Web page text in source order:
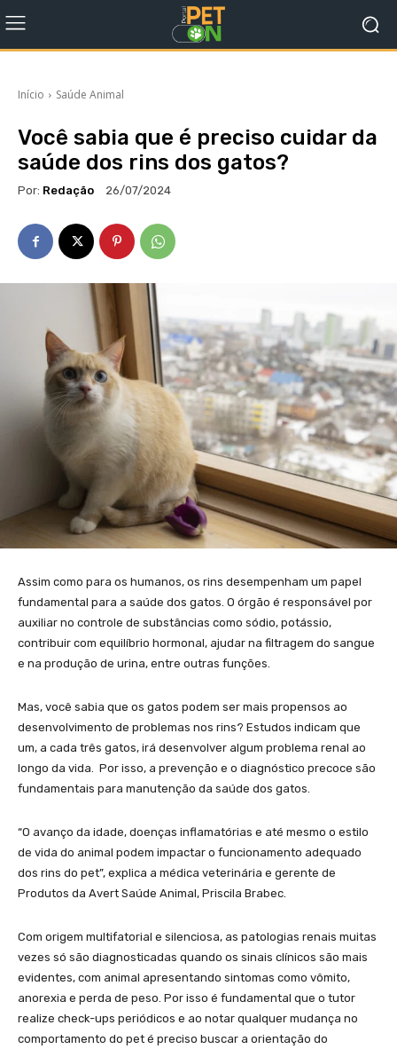
Início Saúde Animal
Você sabia que é preciso cuidar da
saúde dos rins dos gatos?
Por: Redação 26/07/2024
Assim como para os humanos, os rins desempenham um papel
fundamental para a saúde dos gatos. O órgão é responsável por
auxiliar no controle de substâncias como sódio, potássio,
contribuir com equilíbrio hormonal, ajudar na filtragem do sangue
e na produção de urina, entre outras funções.
Mas, você sabia que os gatos podem ser mais propensos ao
desenvolvimento de problemas nos rins? Estudos indicam que
um, a cada três gatos, irá desenvolver algum problema renal ao
longo da vida. Por isso, a prevenção e o diagnóstico precoce são
fundamentais para manutenção da saúde dos gatos.
“O avanço da idade, doenças inflamatórias e até mesmo o estilo
de vida do animal podem impactar o funcionamento adequado
dos rins do pet”, explica a médica veterinária e gerente de
Produtos da Avert Saúde Animal, Priscila Brabec.
Com origem multifatorial e silenciosa, as patologias renais muitas
vezes só são diagnosticadas quando os sinais clínicos são mais
evidentes, com animal apresentando sintomas como vômito,
anorexia e perda de peso. Por isso é fundamental que o tutor
realize check-ups periódicos e ao notar qualquer mudança no
comportamento do pet é preciso buscar a orientação do